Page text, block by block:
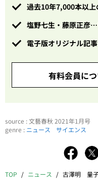
過去10年7,000本以
塩野七生・藤原正彦…
電子版オリジナル記
有料会員に
source : 文藝春秋 2021年1月号
genre : ニュース サイエンス
TOP ニュース 古澤明 量子コ